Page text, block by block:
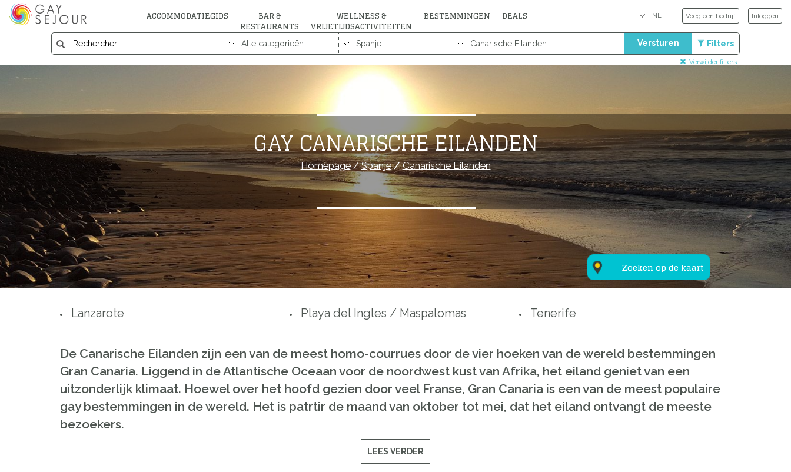
ACCOMMODATIEGIDS BAR &
RESTAURANTS
WELLNESS &
VRIJETIJDSACTIVITEITEN
BESTEMMINGEN DEALS Voeg een bedrijf Inloggen
Versturen Filters
Verwijder filters
Zoeken op de kaart
GAY CANARISCHE EILANDEN
Homepage/Spanje/Canarische Eilanden
Lanzarote Playa del Ingles / Maspalomas Tenerife
De Canarische Eilanden zijn een van de meest homo-courrues door devier hoeken van de wereld bestemmingen
Gran Canaria. Liggend in deAtlantische Oceaan voor de noordwest kust van Afrika, het eiland geniet van een
uitzonderlijk klimaat. Hoewel over het hoofd gezien door veel Franse, Gran Canaria is een van de meest populaire
gay bestemmingen in de wereld. Het is patrtir de maandvan oktober tot mei, dat het eiland ontvangt de meeste
bezoekers.
LEES VERDER